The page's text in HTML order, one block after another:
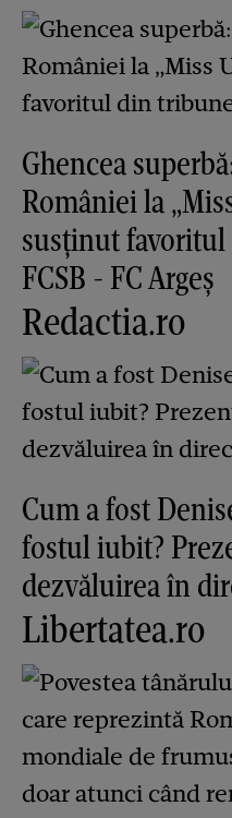
Ghencea
României la
susținut
FCSB - FC Argeș
Redactia.ro
Cum a fost
fostul iubit?
dezvăluirea în
Libertatea.ro